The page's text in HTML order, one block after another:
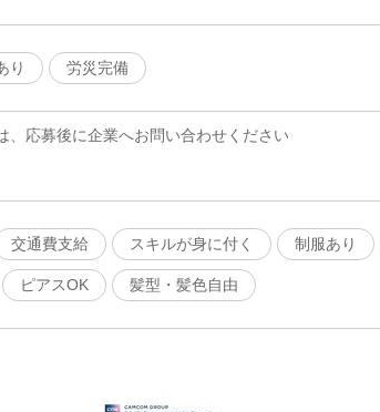
り
労災完備
、応募後に企業へお問い合わせください
交通費支給 スキルが身に付く 制服あり
ピアスOK 髪型・髪色自由